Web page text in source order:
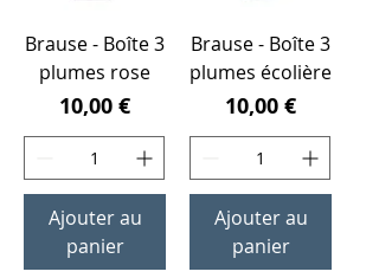
Brause - Boîte 3
plumes rose
Prix
10,00 €
Ajouter au
panier
Brause - Boîte 3
plumes écolière
Prix
10,00 €
Ajouter au
panier